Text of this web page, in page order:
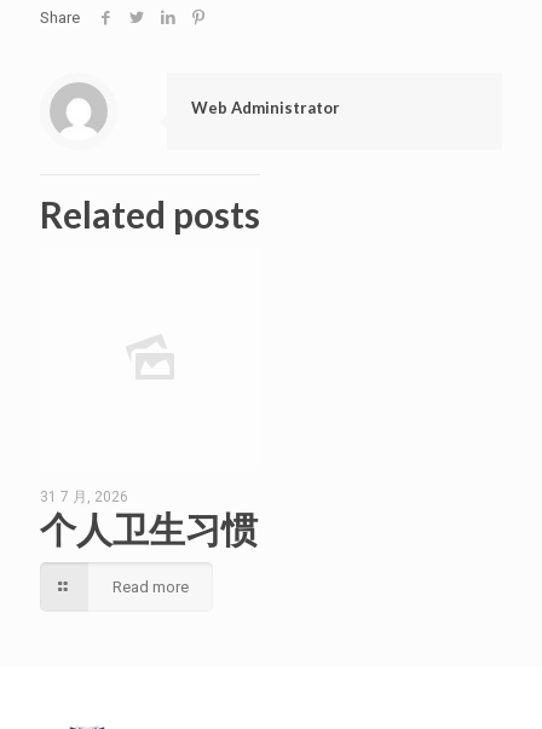
Share
Web Administrator
Related posts
31 7 月, 2026
个人卫生习惯
Read more